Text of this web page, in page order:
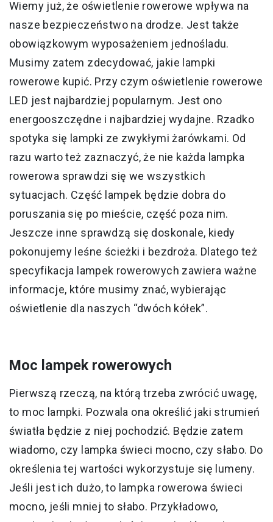
Wiemy już, że oświetlenie rowerowe wpływa na
nasze bezpieczeństwo na drodze. Jest także
obowiązkowym wyposażeniem jednośladu.
Musimy zatem zdecydować, jakie lampki
rowerowe kupić. Przy czym oświetlenie rowerowe
LED jest najbardziej popularnym. Jest ono
energooszczędne i najbardziej wydajne. Rzadko
spotyka się lampki ze zwykłymi żarówkami. Od
razu warto też zaznaczyć, że nie każda lampka
rowerowa sprawdzi się we wszystkich
sytuacjach. Część lampek będzie dobra do
poruszania się po mieście, część poza nim.
Jeszcze inne sprawdzą się doskonale, kiedy
pokonujemy leśne ścieżki i bezdroża. Dlatego też
specyfikacja lampek rowerowych zawiera ważne
informacje, które musimy znać, wybierając
oświetlenie dla naszych “dwóch kółek”.
Moc lampek rowerowych
Pierwszą rzeczą, na którą trzeba zwrócić uwagę,
to moc lampki. Pozwala ona określić jaki strumień
światła będzie z niej pochodzić. Będzie zatem
wiadomo, czy lampka świeci mocno, czy słabo. Do
określenia tej wartości wykorzystuje się lumeny.
Jeśli jest ich dużo, to lampka rowerowa świeci
mocno, jeśli mniej to słabo. Przykładowo,